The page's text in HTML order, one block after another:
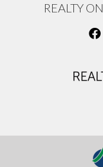
REALTY